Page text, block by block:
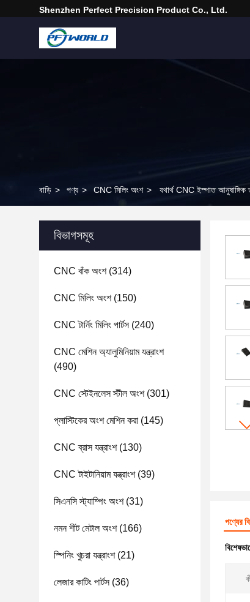
Shenzhen Perfect Precision Product Co., Ltd.
বাড়ি > পণ্য > CNC মিলিং অংশ > যথার্থ CNC ইস্পাত আনুষাঙ্গিক
বিভাগসমূহ
CNC বাঁক অংশ(314)
CNC মিলিং অংশ(150)
CNC টার্নিং মিলিং পার্টস(240)
CNC মেশিন অ্যালুমিনিয়াম যন্ত্রাংশ
(490)
CNC স্টেইনলেস স্টীল অংশ(301)
প্লাস্টিকের অংশ মেশিন করা (145)
CNC ব্রাস যন্ত্রাংশ(130)
CNC টাইটানিয়াম যন্ত্রাংশ(39)
সিএনসি স্ট্যাম্পিং অংশ(31)
নমন শীট মেটাল অংশ(166)
স্পিনিং খুচরা যন্ত্রাংশ(21)
লেজার কাটিং পার্টস(36)
পণ্যের